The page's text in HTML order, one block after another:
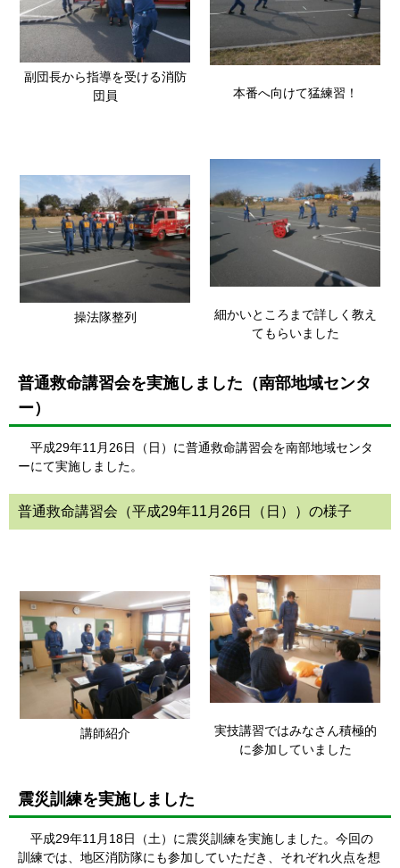
副団長から指導を受ける消防
団員
本番へ向けて猛練習！
操法隊整列
細かいところまで詳しく教え
てもらいました
普通救命講習会を実施しました（南部地域センタ
ー）
平成29年11月26日（日）に普通救命講習会を南部地域センタ
ーにて実施しました。
普通救命講習会（平成29年11月26日（日））の様子
講師紹介
実技講習ではみなさん積極的
に参加していました
震災訓練を実施しました
平成29年11月18日（土）に震災訓練を実施しました。今回の
訓練では、地区消防隊にも参加していただき、それぞれ火点を想